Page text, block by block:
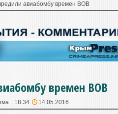
авиабомбу времен ВОВ
времен ВОВ
18:34 14.05.2016